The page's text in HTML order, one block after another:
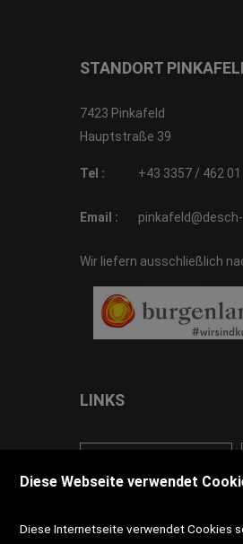
STANDORT
7423 Pinkafeld
Hauptstraße 39
Tel : +43 3357 / 462 01
Email :
Wir liefern ausschließlich
LINKS
Diese Webseite verwendet
Diese Internetseite verwendet Cookies